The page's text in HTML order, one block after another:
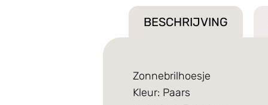
BESCHRIJVING
Zonnebrilhoesje
Kleur: Paars